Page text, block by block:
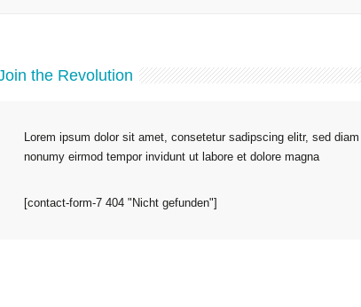
the Revolution
Lorem ipsum dolor sit amet, consetetur sadipscing elitr, sed diam
nonumy eirmod tempor invidunt ut labore et dolore magna
[contact-form-7 404 "Nicht gefunden"]